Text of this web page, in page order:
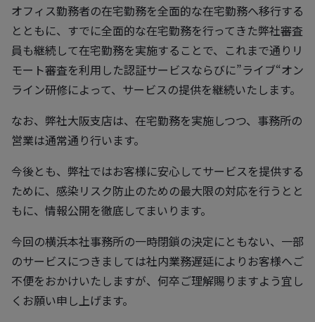
オフィス勤務者の在宅勤務を全面的な在宅勤務へ移行する
とともに、すでに全面的な在宅勤務を行ってきた弊社審査
員も継続して在宅勤務を実施することで、これまで通りリ
モート審査を利用した認証サービスならびに”ライブ“オン
ライン研修によって、サービスの提供を継続いたします。
なお、弊社大阪支店は、在宅勤務を実施しつつ、事務所の
営業は通常通り行います。
今後とも、弊社ではお客様に安心してサービスを提供する
ために、感染リスク防止のための最大限の対応を行うとと
もに、情報公開を徹底してまいります。
今回の横浜本社事務所の一時閉鎖の決定にともない、一部
のサービスにつきましては社内業務遅延によりお客様へご
不便をおかけいたしますが、何卒ご理解賜りますよう宜し
くお願い申し上げます。